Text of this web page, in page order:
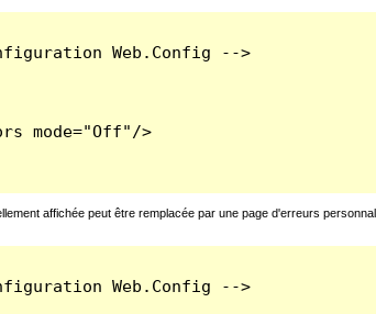
Web.Config -->
mode="Off"/>
affichée peut être remplacée par une page d'erreurs
Web.Config -->